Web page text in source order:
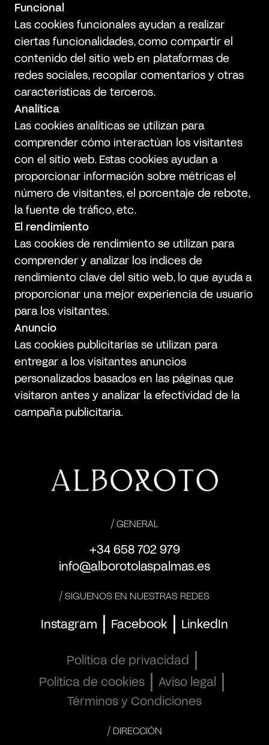
Funcional
Las cookies funcionales ayudan a realizar
ciertas funcionalidades, como compartir el
contenido del sitio web en plataformas de
redes sociales, recopilar comentarios y otras
características de terceros.
Analítica
Las cookies analíticas se utilizan para
comprender cómo interactúan los visitantes
con el sitio web. Estas cookies ayudan a
proporcionar información sobre métricas el
número de visitantes, el porcentaje de rebote,
la fuente de tráfico, etc.
El rendimiento
Las cookies de rendimiento se utilizan para
comprender y analizar los índices de
rendimiento clave del sitio web, lo que ayuda a
proporcionar una mejor experiencia de usuario
para los visitantes.
Anuncio
Las cookies publicitarias se utilizan para
entregar a los visitantes anuncios
personalizados basados ​​en las páginas que
visitaron antes y analizar la efectividad de la
campaña publicitaria.
/ GENERAL
+34 658 702 979
info@alborotolaspalmas.es
/ SIGUENOS EN NUESTRAS REDES
Instagram Facebook LinkedIn
Política de privacidad
Política de cookies Aviso legal
Términos y Condiciones
/ DIRECCIÓN